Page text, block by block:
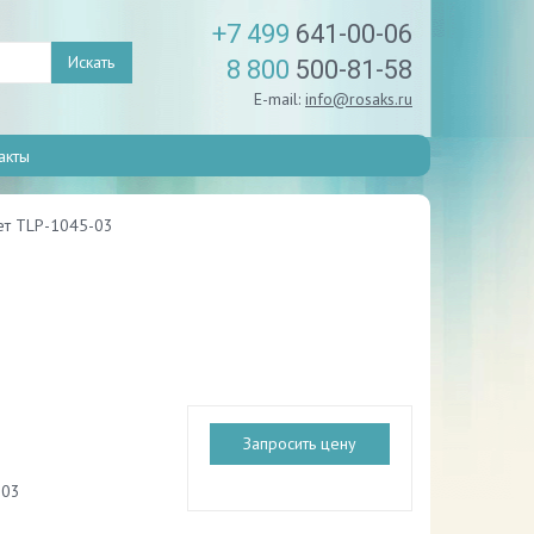
Искать
+7 499 641-00-06
8 800 500-81-58
E-mail: info@rosaks.ru
TLP-1045-03
Запросить цену